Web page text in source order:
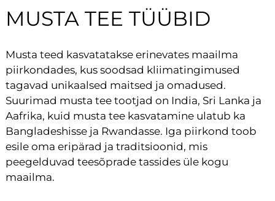
MUSTA TEE TÜÜBID
Musta teed kasvatatakse erinevates maailma
piirkondades, kus soodsad kliimatingimused
tagavad unikaalsed maitsed ja omadused.
Suurimad musta tee tootjad on India, Sri Lanka ja
Aafrika, kuid musta tee kasvatamine ulatub ka
Bangladeshisse ja Rwandasse. Iga piirkond toob
esile oma eripärad ja traditsioonid, mis
peegelduvad teesõprade tassides üle kogu
maailma.